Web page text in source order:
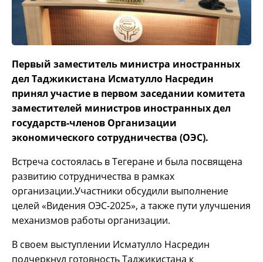
Первый заместитель министра иностранных
дел Таджикистана Исматулло Насредин
принял участие в первом заседании комитета
заместителей министров иностранных дел
государств-членов Организации
экономического сотрудничества (ОЭС).
Встреча состоялась в Тегеране и была посвящена
развитию сотрудничества в рамках
организации.Участники обсудили выполнение
целей «Видения ОЭС-2025», а также пути улучшения
механизмов работы организации.
В своем выступлении Исматулло Насредин
подчеркнул готовность Таджикистана к